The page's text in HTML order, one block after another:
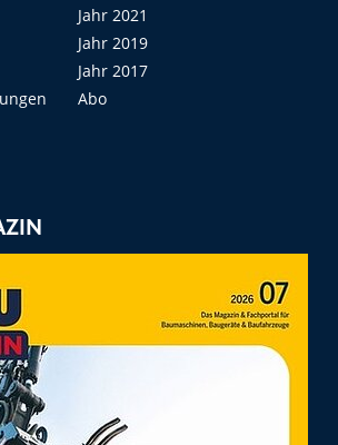
Jahr 2021
Jahr 2019
Jahr 2017
Abo